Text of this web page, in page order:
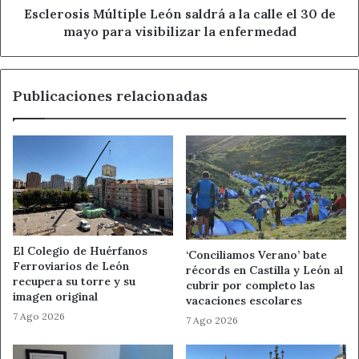
Decisión inteligente:
elegir una prioridad realista,
cerrar lo urgente y dejar lo accesorio para otro
Ranking del día
Top 3 signos
destaca en trabajo-dinero porque detecta
errores, ordena cifras y deja asuntos listos sin
dramatizar.
Tauro:buen día para bienestar y estabilidad; si
simplifica gastos y planes, recupera control.
Géminis:sobresale en lo social y laboral si usa
conversaciones breves, directas y bien enfocadas.
Signos en alerta
enfermedad
Esclerosis Múltiple León saldrá a la calle el 30 de
mayo para visibilizar la enfermedad
Publicaciones relacionadas
El Colegio de Huérfanos
Ferroviarios de León
recupera su torre y su
imagen original
7 Ago 2026
‘Conciliamos Verano’ bate
récords en Castilla y León al
cubrir por completo las
vacaciones escolares
7 Ago 2026